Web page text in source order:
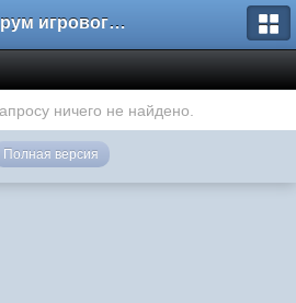
Форум игрового проекта Riverrise
ничего не найдено.
Полная версия